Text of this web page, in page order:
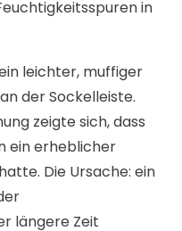
in
leichter, muffiger
der Sockelleiste.
zeigte sich, dass
ein erheblicher
Die Ursache: ein
längere Zeit